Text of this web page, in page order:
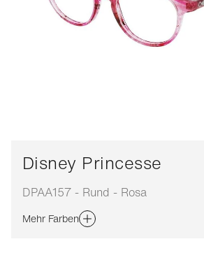
Disney Princesse
DPAA157 - Rund - Rosa
Mehr Farben